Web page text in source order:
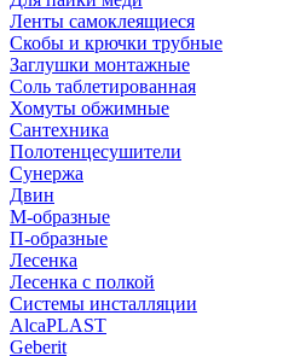
Ленты самоклеящиеся
Скобы и крючки трубные
Заглушки монтажные
Соль таблетированная
Хомуты обжимные
Сантехника
Полотенцесушители
Сунержа
Двин
М-образные
П-образные
Лесенка
Лесенка с полкой
Системы инсталляции
AlcaPLAST
Geberit